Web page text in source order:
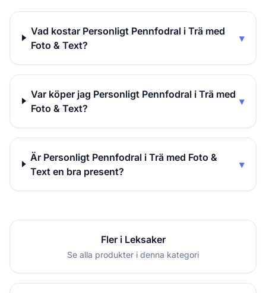
Vad kostar Personligt Pennfodral i Trä med
Foto & Text?
▾
Var köper jag Personligt Pennfodral i Trä med
Foto & Text?
▾
Är Personligt Pennfodral i Trä med Foto &
Text en bra present?
▾
Fler i Leksaker
Se alla produkter i denna kategori